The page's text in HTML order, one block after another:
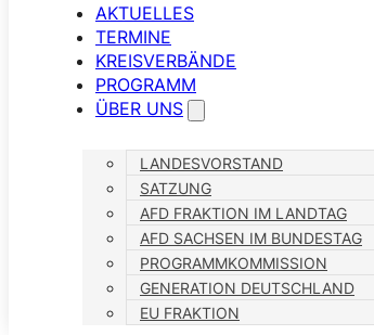
AKTUELLES
TERMINE
KREISVERBÄNDE
PROGRAMM
ÜBER UNS
LANDESVORSTAND
SATZUNG
AFD FRAKTION IM LANDTAG
AFD SACHSEN IM BUNDESTAG
PROGRAMMKOMMISSION
GENERATION DEUTSCHLAND
EU FRAKTION